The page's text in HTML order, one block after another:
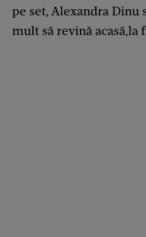
pe set, Alexandra Dinu
mult să revină acasă,la